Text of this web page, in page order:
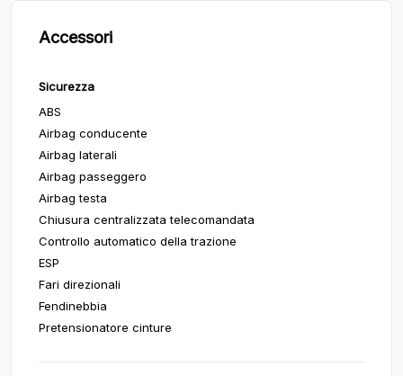
Accessori
Sicurezza
ABS
Airbag conducente
Airbag laterali
Airbag passeggero
Airbag testa
Chiusura centralizzata telecomandata
Controllo automatico della trazione
ESP
Fari direzionali
Fendinebbia
Pretensionatore cinture